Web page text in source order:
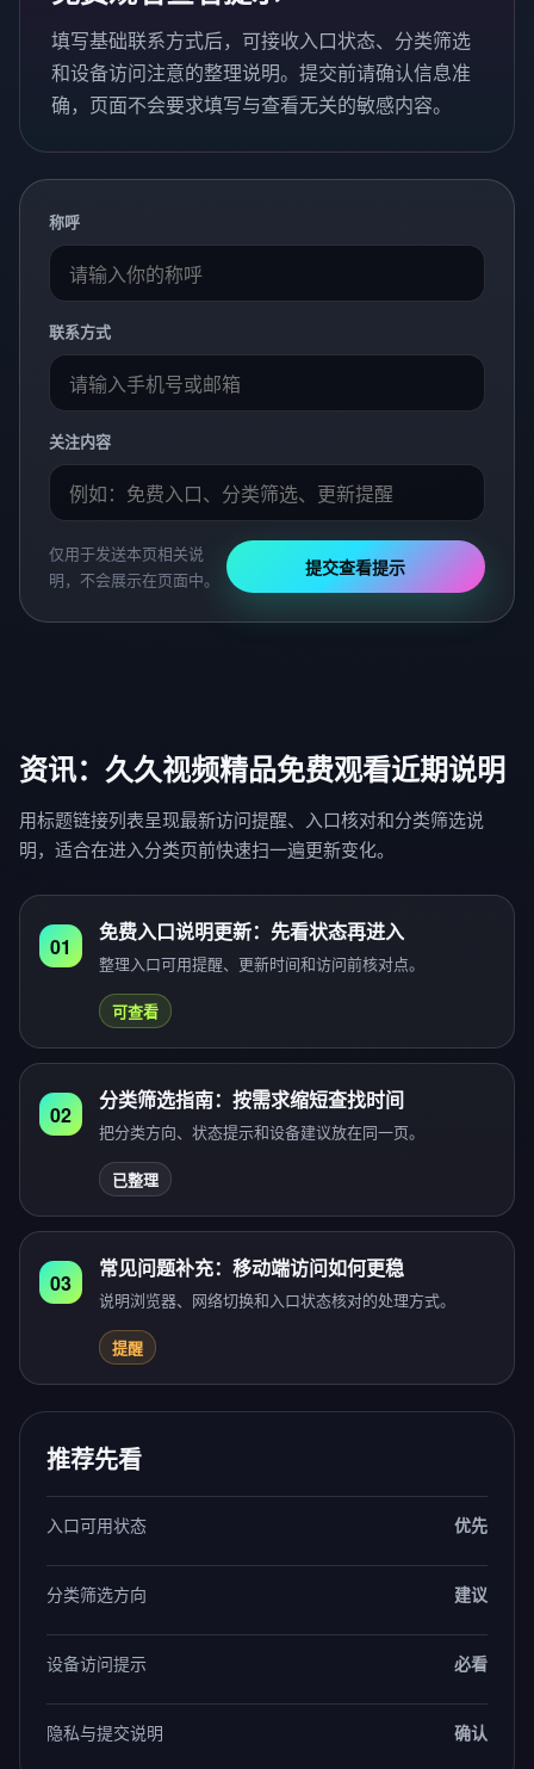
填写基础联系方式后，可接收入口状态、分类筛选
和设备访问注意的整理说明。提交前请确认信息准
确，页面不会要求填写与查看无关的敏感内容。
称呼
联系方式
关注内容
仅用于发送本页相关说
明，不会展示在页面中。
提交查看提示
资讯：久久视频精品免费观看近期说明
用标题链接列表呈现最新访问提醒、入口核对和分类筛选说
明，适合在进入分类页前快速扫一遍更新变化。
01
免费入口说明更新：先看状态再进入
整理入口可用提醒、更新时间和访问前核对点。
可查看
02
分类筛选指南：按需求缩短查找时间
把分类方向、状态提示和设备建议放在同一页。
已整理
03
常见问题补充：移动端访问如何更稳
说明浏览器、网络切换和入口状态核对的处理方式。
提醒
推荐先看
入口可用状态 优先
分类筛选方向 建议
设备访问提示 必看
隐私与提交说明 确认